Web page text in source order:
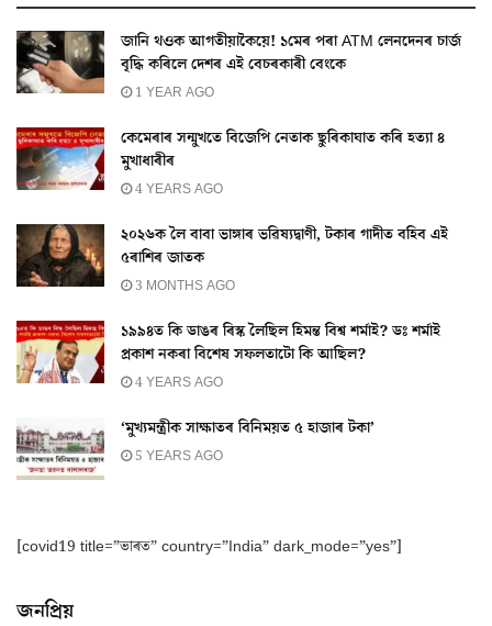
জানি থওক আগতীয়াকৈয়ে! ১মেৰ পৰা ATM লেনদেনৰ চাৰ্জ
বৃদ্ধি কৰিলে দেশৰ এই বেচৰকাৰী বেংকে
1 YEAR AGO
কেমেৰাৰ সন্মুখতে বিজেপি নেতাক ছুৰিকাঘাত কৰি হত্যা ৪
মুখাধাৰীৰ
4 YEARS AGO
২০২৬ক লৈ বাবা ভাঙ্গাৰ ভৱিষ্যদ্বাণী, টকাৰ গাদীত বহিব এই
৫ৰাশিৰ জাতক
3 MONTHS AGO
১৯৯৪ত কি ডাঙৰ ৰিস্ক লৈছিল হিমন্ত বিশ্ব শৰ্মাই? ডঃ শৰ্মাই
প্ৰকাশ নকৰা বিশেষ সফলতাটো কি আছিল?
4 YEARS AGO
‘মুখ্যমন্ত্ৰীক সাক্ষাতৰ বিনিময়ত ৫ হাজাৰ টকা’
5 YEARS AGO
[covid19 title=”ভাৰত” country=”India” dark_mode=”yes”]
জনপ্ৰিয়